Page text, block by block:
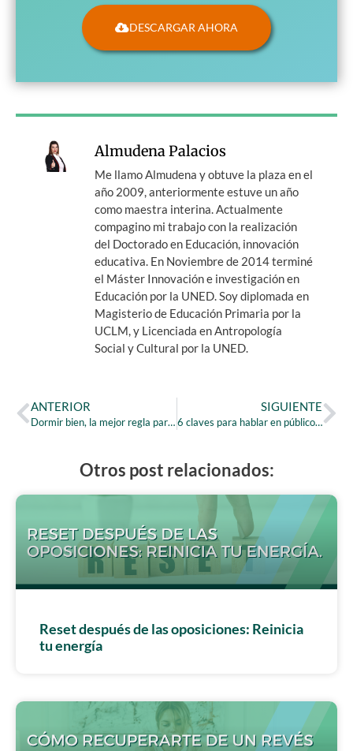
DESCARGAR AHORA
Almudena Palacios
Me llamo Almudena y obtuve la plaza en el
año 2009, anteriormente estuve un año
como maestra interina. Actualmente
compagino mi trabajo con la realización
del Doctorado en Educación, innovación
educativa. En Noviembre de 2014 terminé
el Máster Innovación e investigación en
Educación por la UNED. Soy diplomada en
Magisterio de Educación Primaria por la
UCLM, y Licenciada en Antropología
Social y Cultural por la UNED.
ANTERIOR
Dormir bien, la mejor regla para preparar oposiciones
SIGUIENTE
6 claves para hablar en público sin nervios
Otros post relacionados:
Reset después de las oposiciones: Reinicia
tu energía